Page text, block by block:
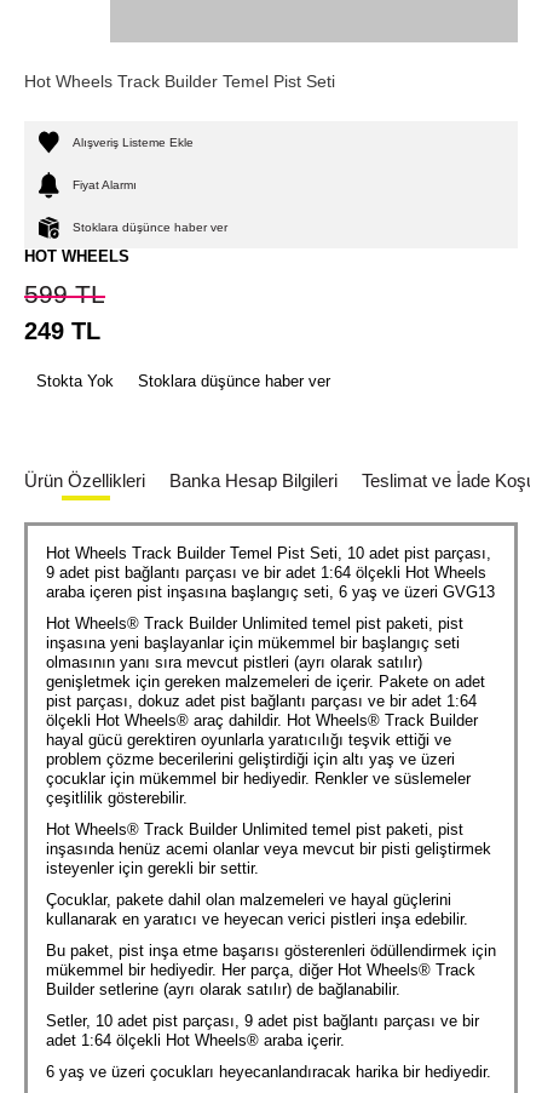
Hot Wheels Track Builder Temel Pist Seti
Alışveriş Listeme Ekle
Fiyat Alarmı
Stoklara düşünce haber ver
HOT WHEELS
599TL
249 TL
Stokta Yok Stoklara düşünce haber ver
Ürün Özellikleri Banka Hesap Bilgileri Teslimat ve İade
Hot Wheels Track Builder Temel Pist Seti, 10 adet pist parçası,
9 adet pist bağlantı parçası ve bir adet 1:64 ölçekli Hot Wheels
araba içeren pist inşasına başlangıç seti, 6 yaş ve üzeri GVG13
Hot Wheels® Track Builder Unlimited temel pist paketi, pist
inşasına yeni başlayanlar için mükemmel bir başlangıç seti
olmasının yanı sıra mevcut pistleri (ayrı olarak satılır)
genişletmek için gereken malzemeleri de içerir. Pakete on adet
pist parçası, dokuz adet pist bağlantı parçası ve bir adet 1:64
ölçekli Hot Wheels® araç dahildir. Hot Wheels® Track Builder
hayal gücü gerektiren oyunlarla yaratıcılığı teşvik ettiği ve
problem çözme becerilerini geliştirdiği için altı yaş ve üzeri
çocuklar için mükemmel bir hediyedir. Renkler ve süslemeler
çeşitlilik gösterebilir.
Hot Wheels® Track Builder Unlimited temel pist paketi, pist
inşasında henüz acemi olanlar veya mevcut bir pisti geliştirmek
isteyenler için gerekli bir settir.
Çocuklar, pakete dahil olan malzemeleri ve hayal güçlerini
kullanarak en yaratıcı ve heyecan verici pistleri inşa edebilir.
Bu paket, pist inşa etme başarısı gösterenleri ödüllendirmek için
mükemmel bir hediyedir. Her parça, diğer Hot Wheels® Track
Builder setlerine (ayrı olarak satılır) de bağlanabilir.
Setler, 10 adet pist parçası, 9 adet pist bağlantı parçası ve bir
adet 1:64 ölçekli Hot Wheels® araba içerir.
6 yaş ve üzeri çocukları heyecanlandıracak harika bir hediyedir.